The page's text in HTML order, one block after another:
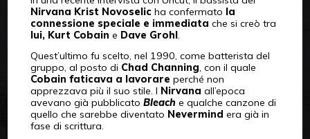
Nirvana Krist Novoselicha confermato la
connessione speciale e immediata che si creò tra
lui, Kurt Cobain e Dave Grohl.
Quest’ultimo fu scelto, nel 1990, come batterista del
gruppo, al posto di Chad Channing, con il quale
Cobain faticava a lavorare perché non
apprezzava più il suo stile. I Nirvana all’epoca
avevano già pubblicato Bleach e qualche canzone di
quello che sarebbe diventato Nevermind era già in
fase di scrittura.